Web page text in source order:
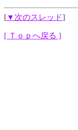
[▼次のスレッド]
[ Ｔｏｐへ戻る ]